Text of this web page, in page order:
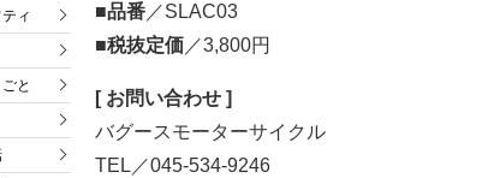
ィ
と
■品番 ／SLAC03
■税抜定価 ／3,800円
[ お問い合わせ ]
バグースモーターサイクル
TEL／045-534-9246